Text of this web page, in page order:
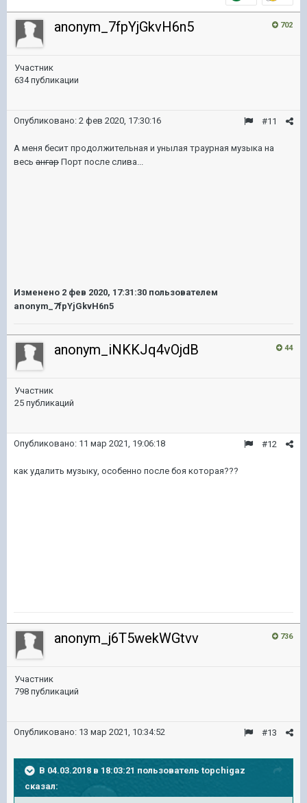
702
anonym_7fpYjGkvH6n5
Участник
634 публикации
#11
Опубликовано: 2 фев 2020, 17:30:16
А меня бесит продолжительная и унылая траурная музыка на
весь ангар Порт после слива...
Изменено 2 фев 2020, 17:31:30 пользователем
anonym_7fpYjGkvH6n5
44
anonym_iNKKJq4vOjdB
Участник
25 публикаций
#12
Опубликовано: 11 мар 2021, 19:06:18
как удалить музыку, особенно после боя которая???
736
anonym_j6T5wekWGtvv
Участник
798 публикаций
#13
Опубликовано: 13 мар 2021, 10:34:52
В 04.03.2018 в 18:03:21 пользователь topchigaz
сказал: